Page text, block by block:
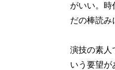
がいい。時
だの棒読み
演技の素人
いう要望